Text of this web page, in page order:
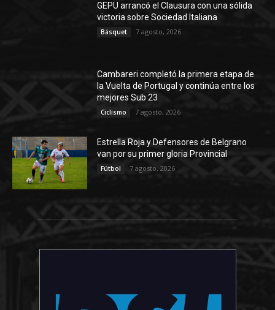
GEPU arrancó el Clausura con una sólida
victoria sobre Sociedad Italiana
Básquet 7 agosto, 2026
Cambareri completó la primera etapa de
la Vuelta de Portugal y continúa entre los
mejores Sub 23
Ciclismo 7 agosto, 2026
Estrella Roja y Defensores de Belgrano
van por su primer gloria Provincial
Fútbol 7 agosto, 2026